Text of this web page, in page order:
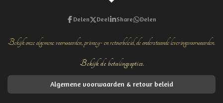
Delen Deel Share Delen
Bekijk onze algemene voorwaarden, privacy- en retourbeleid, de onderstaande leveringsvoorwaarden.
Bekijk de betalingsopties.
Algemene voorwaarden & retour beleid